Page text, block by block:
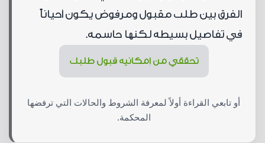
الفرق بين طلب مقبول ومرفوض يكون أحياناً
في تفاصيل بسيطة لكنها حاسمة.
تحققي من إمكانية قبول طلبك
أو تابعي القراءة أولاً لمعرفة الشروط والحالات التي ترفضها
المحكمة.